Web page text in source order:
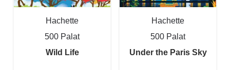
Hachette
500 Palat
Wild Life
Hachette
500 Palat
Under the Paris Sky